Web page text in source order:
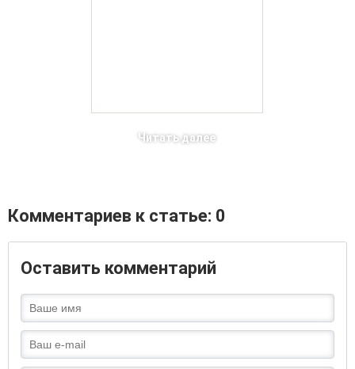
Читать далее
Комментариев к статье: 0
Оставить комментарий